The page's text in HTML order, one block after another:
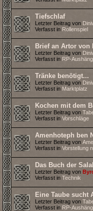
Tiefschlaf
Letzter Beitrag von
Verfasst in Rollenspiel
Brief an Artor von
Letzter Beitrag von
Verfasst in RP-
Tränke benötigt...
Letzter Beitrag von
Verfasst in Marktplatz
Kochen mit dem
Letzter Beitrag von
Verfasst in Vorschläge
Amenhoteph ben
Letzter Beitrag von
Verfasst in Vorstellung
Das Buch der
Letzter Beitrag von
Verfasst in Technik
Eine Taube sucht
Letzter Beitrag von
Verfasst in RP-